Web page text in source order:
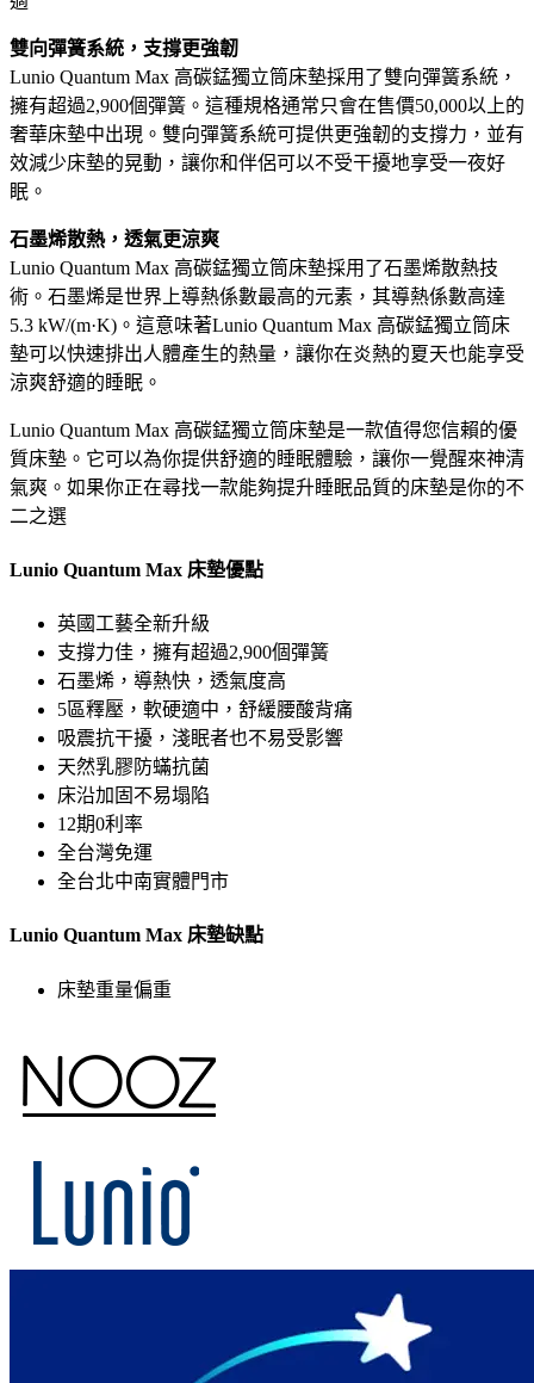
雙向彈簧系統，支撐更強韌
Lunio Quantum Max 高碳錳獨立筒床墊採用了雙向彈簧系統，
擁有超過2,900個彈簧。這種規格通常只會在售價50,000以上的
奢華床墊中出現。雙向彈簧系統可提供更強韌的支撐力，並有
效減少床墊的晃動，讓你和伴侶可以不受干擾地享受一夜好
眠。
石墨烯散熱，透氣更涼爽
Lunio Quantum Max 高碳錳獨立筒床墊採用了石墨烯散熱技
術。石墨烯是世界上導熱係數最高的元素，其導熱係數高達
5.3 kW/(m·K)。這意味著Lunio Quantum Max 高碳錳獨立筒床
墊可以快速排出人體產生的熱量，讓你在炎熱的夏天也能享受
涼爽舒適的睡眠。
Lunio Quantum Max 高碳錳獨立筒床墊是一款值得您信賴的優
質床墊。它可以為你提供舒適的睡眠體驗，讓你一覺醒來神清
氣爽。如果你正在尋找一款能夠提升睡眠品質的床墊是你的不
二之選
Lunio Quantum Max 床墊優點
英國工藝全新升級
支撐力佳，擁有超過2,900個彈簧
石墨烯，導熱快，透氣度高
5區釋壓，軟硬適中，舒緩腰酸背痛
吸震抗干擾，淺眠者也不易受影響
天然乳膠防蟎抗菌
床沿加固不易塌陷
12期0利率
全台灣免運
全台北中南實體門市
Lunio Quantum Max 床墊缺點
床墊重量偏重